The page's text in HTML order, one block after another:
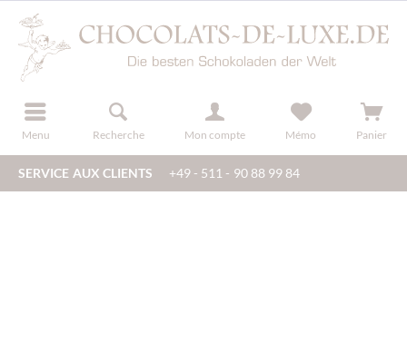
Menu Recherche Mon compte
s'inscrire Mémo Panier
SERVICE AUX CLIENTS +49 - 511 - 90 88 99 84